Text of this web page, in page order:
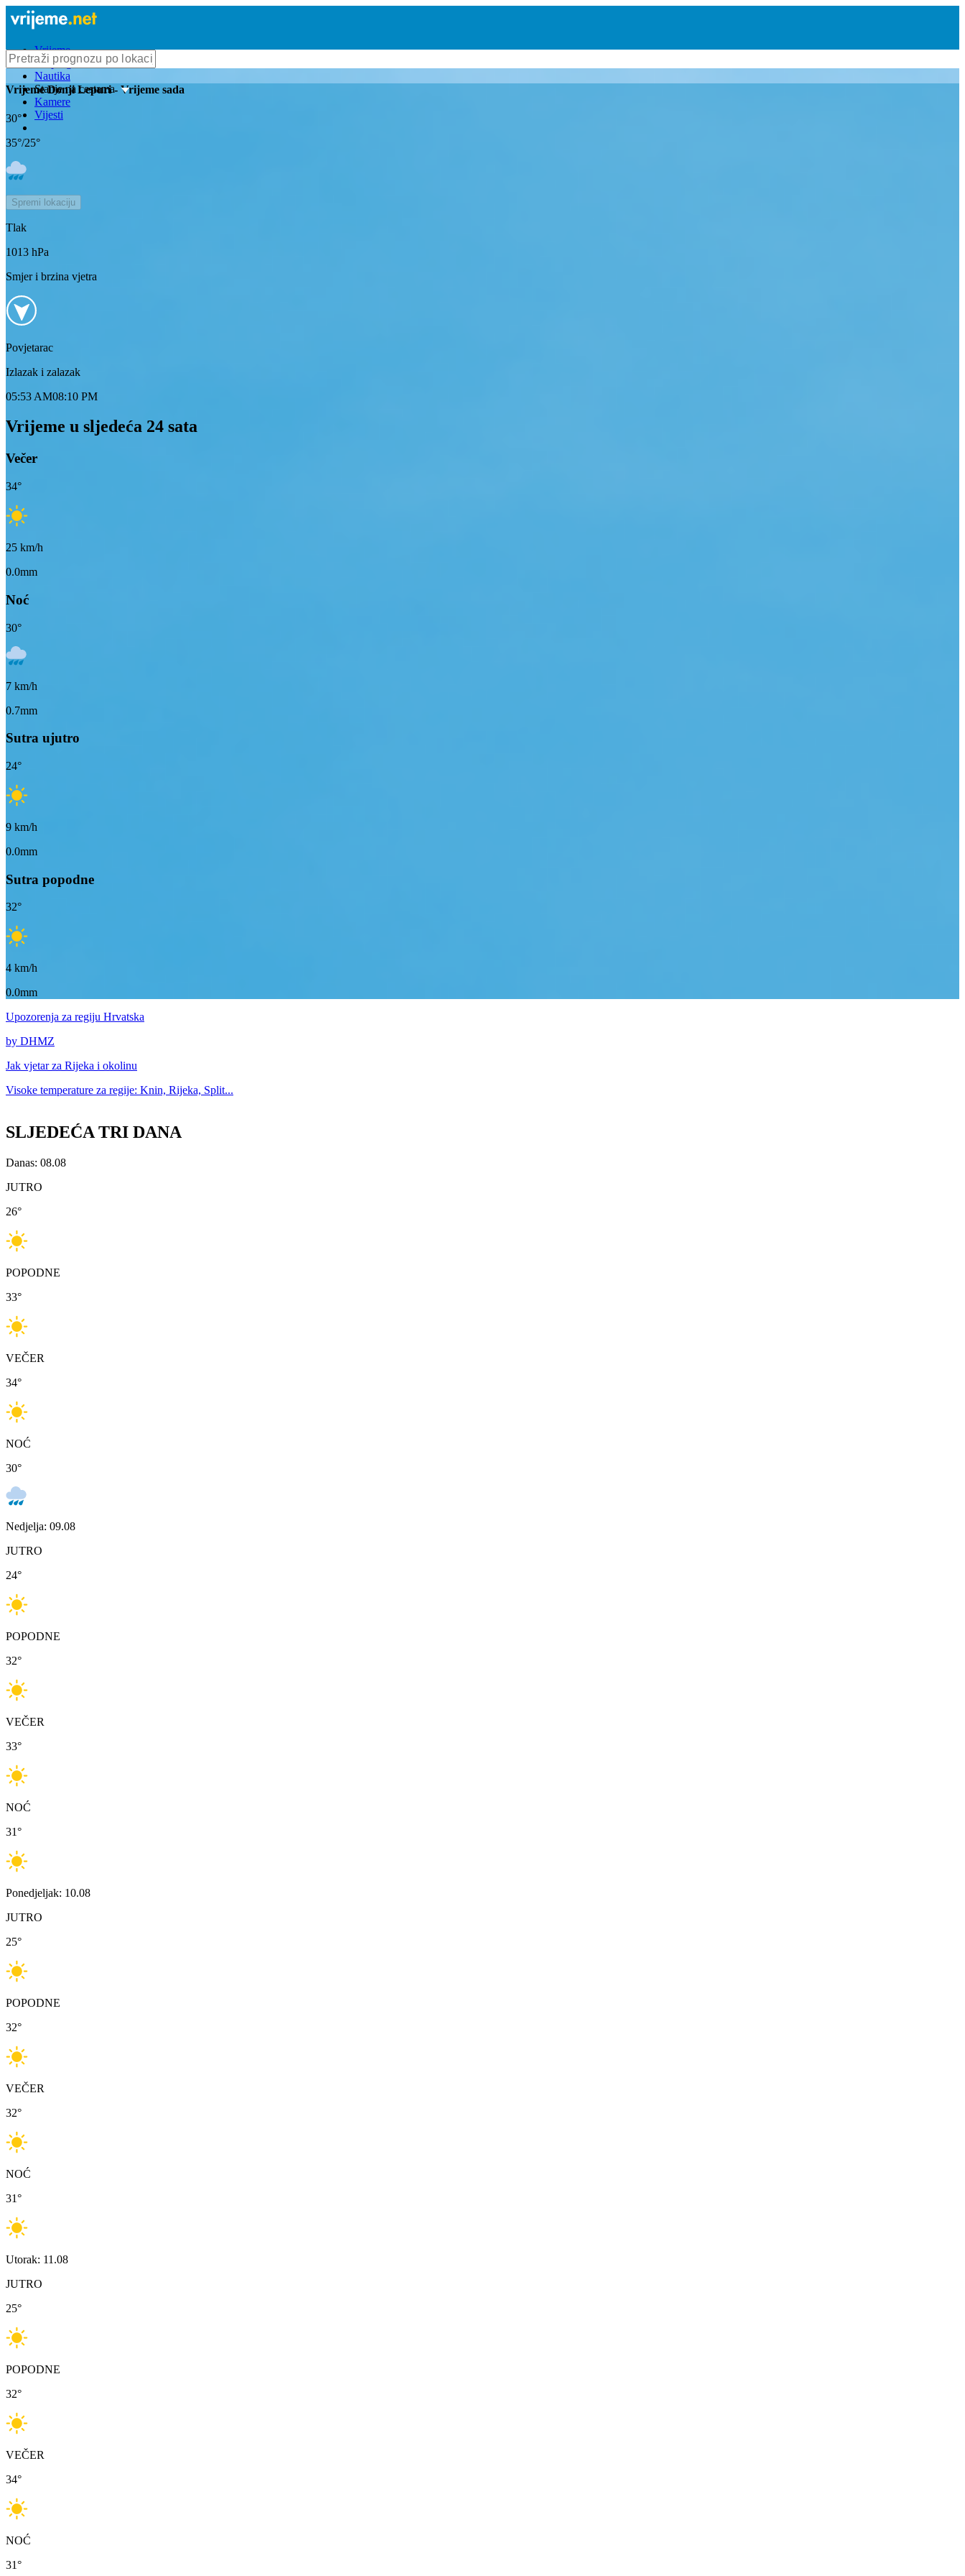
Vrijeme
Bioprognoza
Nautika
Stanje na cestama
Kamere
Vijesti
VrijemeDonji Lepuri- Vrijeme sada
30°
35°/25°
Spremi lokaciju
Tlak
1013 hPa
Smjer i brzina vjetra
Povjetarac
Izlazak i zalazak
05:53 AM08:10 PM
Vrijeme u sljedeća 24 sata
Večer
34°
25 km/h
0.0mm
Noć
30°
7 km/h
0.7mm
Sutra ujutro
24°
9 km/h
0.0mm
Sutra popodne
32°
4 km/h
0.0mm
Upozorenja za regiju Hrvatska
by DHMZ
Jak vjetar za Rijeka i okolinu
Visoke temperature za regije: Knin, Rijeka, Split...
SLJEDEĆA TRI DANA
Danas: 08.08
JUTRO
26°
POPODNE
33°
VEČER
34°
NOĆ
30°
Nedjelja: 09.08
JUTRO
24°
POPODNE
32°
VEČER
33°
NOĆ
31°
Ponedjeljak: 10.08
JUTRO
25°
POPODNE
32°
VEČER
32°
NOĆ
31°
Utorak: 11.08
JUTRO
25°
POPODNE
32°
VEČER
34°
NOĆ
31°